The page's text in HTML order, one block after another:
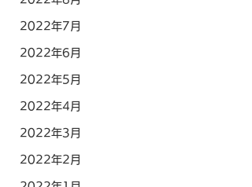
2022年7月
2022年6月
2022年5月
2022年4月
2022年3月
2022年2月